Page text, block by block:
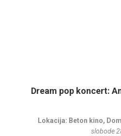
Dream pop koncert:
Lokacija: Beton kino,
slobode